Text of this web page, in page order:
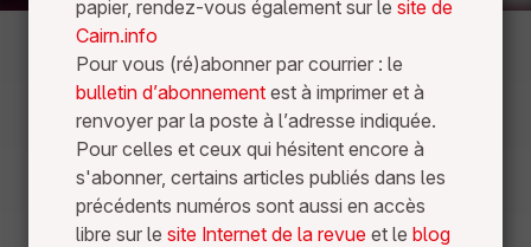
papier, rendez-vous également sur le site de
Cairn.info
Pour vous (ré)abonner par courrier : le
bulletin d’abonnement est à imprimer et à
renvoyer par la poste à l’adresse indiquée.
Pour celles et ceux qui hésitent encore à
s'abonner, certains articles publiés dans les
précédents numéros sont aussi en accès
libre sur le site Internet de la revue et le blog